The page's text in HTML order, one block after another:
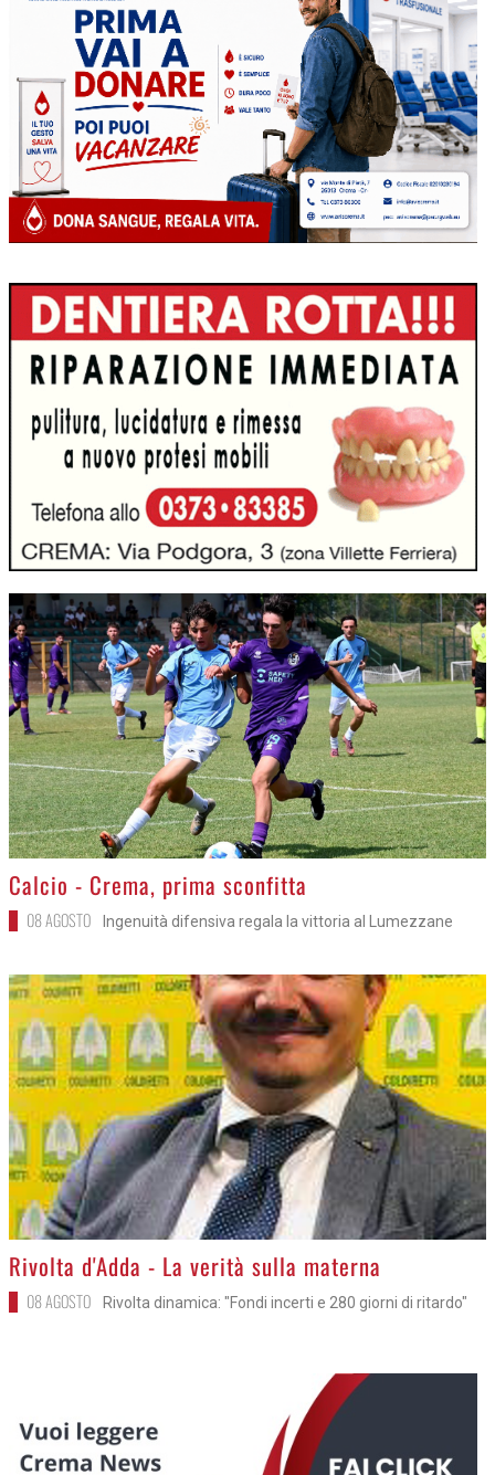
>
Calcio - Crema, prima sconfitta
08 AGOSTO Ingenuità difensiva regala la vittoria al Lumezzane
>
Rivolta d'Adda - La verità sulla materna
08 AGOSTO Rivolta dinamica: "Fondi incerti e 280 giorni di ritardo"